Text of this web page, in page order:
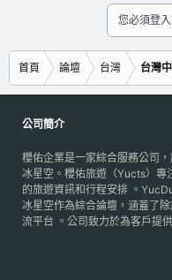
您必須登
首頁 論壇 台灣 台灣
公司簡介
櫻佑企業是一家綜合服務公司
冰星空。櫻佑旅遊（Yucts）專
的旅遊資訊和行程安排 。
冰星空作為綜合論壇，涵蓋了
流平台 。公司致力於為客戶提